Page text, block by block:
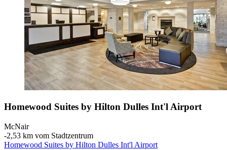
Homewood Suites by Hilton Dulles Int'l Airport
McNair
‐2,53 km vom Stadtzentrum
Homewood Suites by Hilton Dulles Int'l Airport